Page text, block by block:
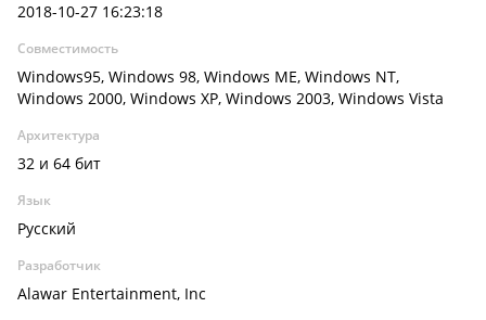
2018-10-27 16:23:18
Совместимость
Windows95, Windows 98, Windows ME, Windows NT,
Windows 2000, Windows XP, Windows 2003, Windows Vista
Архитектура
32 и 64 бит
Язык
Русский
Разработчик
Alawar Entertainment, Inc